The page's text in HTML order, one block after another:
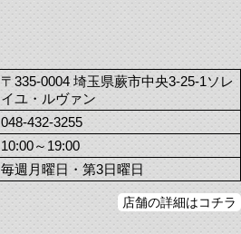
〒335-0004 埼玉県蕨市中央3-25-1ソレ
イユ・ルヴァン
048-432-3255
10:00～19:00
毎週月曜日・第3日曜日
店舗の詳細はコチラ